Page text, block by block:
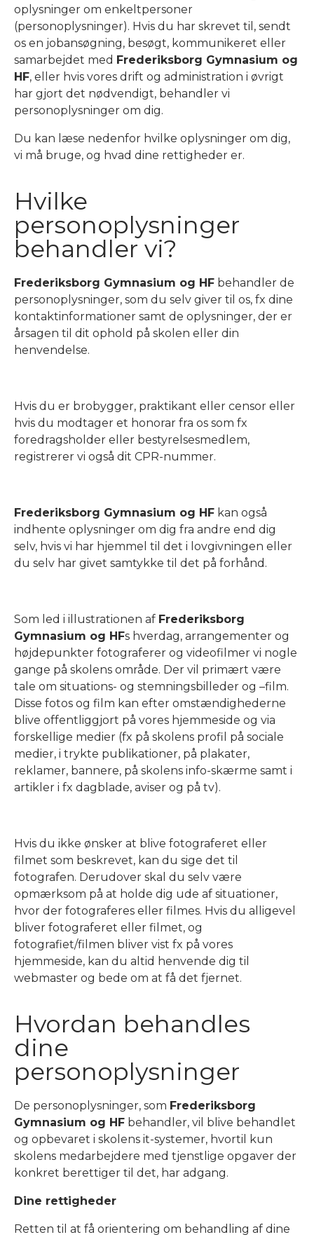
oplysninger om enkeltpersoner
(personoplysninger). Hvis du har skrevet til, sendt
os en jobansøgning, besøgt, kommunikeret eller
samarbejdet med Frederiksborg Gymnasium og
HF, eller hvis vores drift og administration i øvrigt
har gjort det nødvendigt, behandler vi
personoplysninger om dig.
Du kan læse nedenfor hvilke oplysninger om dig,
vi må bruge, og hvad dine rettigheder er.
Hvilke
personoplysninger
behandler vi?
Frederiksborg Gymnasium og HF behandler de
personoplysninger, som du selv giver til os, fx dine
kontaktinformationer samt de oplysninger, der er
årsagen til dit ophold på skolen eller din
henvendelse.
Hvis du er brobygger, praktikant eller censor eller
hvis du modtager et honorar fra os som fx
foredragsholder eller bestyrelsesmedlem,
registrerer vi også dit CPR-nummer.
Frederiksborg Gymnasium og HF kan også
indhente oplysninger om dig fra andre end dig
selv, hvis vi har hjemmel til det i lovgivningen eller
du selv har givet samtykke til det på forhånd.
Som led i illustrationen af Frederiksborg
Gymnasium og HFs hverdag, arrangementer og
højdepunkter fotograferer og videofilmer vi nogle
gange på skolens område. Der vil primært være
tale om situations- og stemningsbilleder og –film.
Disse fotos og film kan efter omstændighederne
blive offentliggjort på vores hjemmeside og via
forskellige medier (fx på skolens profil på sociale
medier, i trykte publikationer, på plakater,
reklamer, bannere, på skolens info-skærme samt i
artikler i fx dagblade, aviser og på tv).
Hvis du ikke ønsker at blive fotograferet eller
filmet som beskrevet, kan du sige det til
fotografen. Derudover skal du selv være
opmærksom på at holde dig ude af situationer,
hvor der fotograferes eller filmes. Hvis du alligevel
bliver fotograferet eller filmet, og
fotografiet/filmen bliver vist fx på vores
hjemmeside, kan du altid henvende dig til
webmaster og bede om at få det fjernet.
Hvordan behandles
dine
personoplysninger
De personoplysninger, som Frederiksborg
Gymnasium og HF behandler, vil blive behandlet
og opbevaret i skolens it-systemer, hvortil kun
skolens medarbejdere med tjenstlige opgaver der
konkret berettiger til det, har adgang.
Dine rettigheder
Retten til at få orientering om behandling af dine